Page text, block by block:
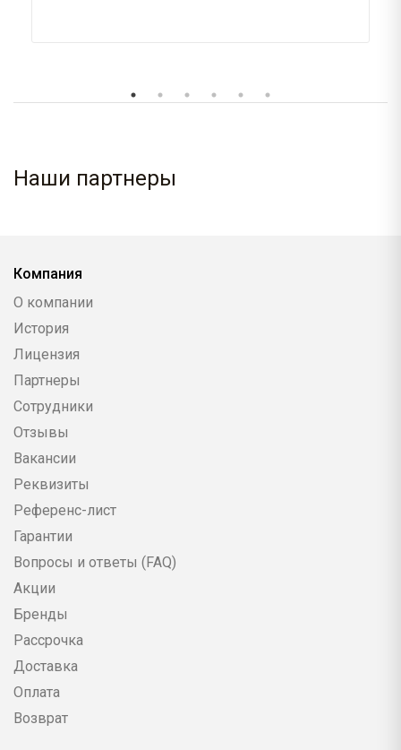
Наши партнеры
Компания
О компании
История
Лицензия
Партнеры
Сотрудники
Отзывы
Вакансии
Реквизиты
Референс-лист
Гарантии
Вопросы и ответы (FAQ)
Акции
Бренды
Рассрочка
Доставка
Оплата
Возврат